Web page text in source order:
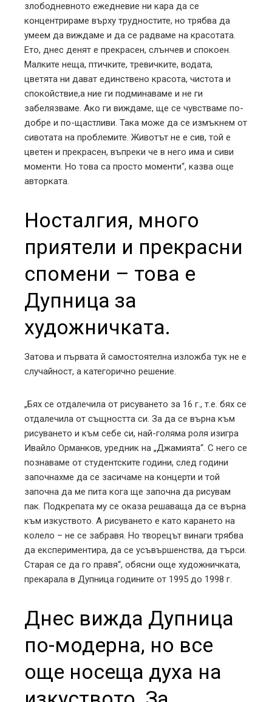
злободневното ежедневие ни кара да се
концентрираме върху трудностите, но трябва да
умеем да виждаме и да се радваме на красотата.
Ето, днес денят е прекрасен, слънчев и спокоен.
Малките неща, птичките, тревичките, водата,
цветята ни дават единствено красота, чистота и
спокойствие,а ние ги подминаваме и не ги
забелязваме. Ако ги виждаме, ще се чувстваме по-
добре и по-щастливи. Така може да се измъкнем от
сивотата на проблемите. Животът не е сив, той е
цветен и прекрасен, въпреки че в него има и сиви
моменти. Но това са просто моменти“, казва още
авторката.
Носталгия, много
приятели и прекрасни
спомени – това е
Дупница за
художничката.
Затова и първата й самостоятелна изложба тук не е
случайност, а категорично решение.
„Бях се отдалечила от рисуването за 16 г., т.е. бях се
отдалечила от същността си. За да се върна към
рисуването и към себе си, най-голяма роля изигра
Ивайло Орманков, уредник на „Джамията“. С него се
познаваме от студентските години, след години
започнахме да се засичаме на концерти и той
започна да ме пита кога ще започна да рисувам
пак. Подкрепата му се оказа решаваща да се върна
към изкуството. А рисуването е като карането на
колело – не се забравя. Но творецът винаги трябва
да експериментира, да се усъвършенства, да търси.
Старая се да го правя“, обясни още художничката,
прекарала в Дупница годините от 1995 до 1998 г.
Днес вижда Дупница
по-модерна, но все
още носеща духа на